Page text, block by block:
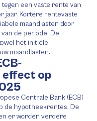
een vaste rente van
jaar. Kortere rentevaste
maandlasten door
de periode. De
het initiële
maandlasten.
effect op
Centrale Bank (ECB)
de hypotheekrentes. De
er worden verdere